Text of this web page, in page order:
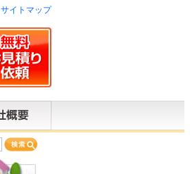
サイトマップ